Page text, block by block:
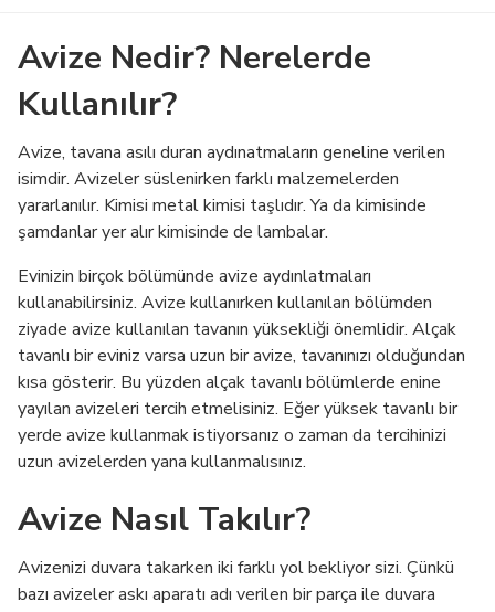
Avize Nedir? Nerelerde
Kullanılır?
Avize, tavana asılı duran aydınatmaların geneline verilen
isimdir. Avizeler süslenirken farklı malzemelerden
yararlanılır. Kimisi metal kimisi taşlıdır. Ya da kimisinde
şamdanlar yer alır kimisinde de lambalar.
Evinizin birçok bölümünde avize aydınlatmaları
kullanabilirsiniz. Avize kullanırken kullanılan bölümden
ziyade avize kullanılan tavanın yüksekliği önemlidir. Alçak
tavanlı bir eviniz varsa uzun bir avize, tavanınızı olduğundan
kısa gösterir. Bu yüzden alçak tavanlı bölümlerde enine
yayılan avizeleri tercih etmelisiniz. Eğer yüksek tavanlı bir
yerde avize kullanmak istiyorsanız o zaman da tercihinizi
uzun avizelerden yana kullanmalısınız.
Avize Nasıl Takılır?
Avizenizi duvara takarken iki farklı yol bekliyor sizi. Çünkü
bazı avizeler askı aparatı adı verilen bir parça ile duvara